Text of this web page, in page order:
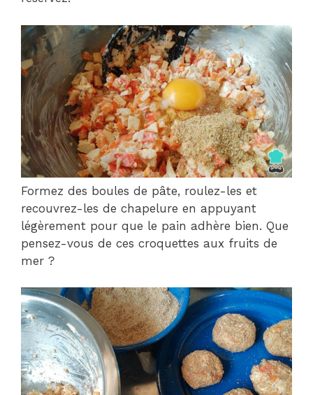
Formez des boules de pâte, roulez-les et
recouvrez-les de chapelure en appuyant
légèrement pour que le pain adhère bien. Que
pensez-vous de ces croquettes aux fruits de
mer ?